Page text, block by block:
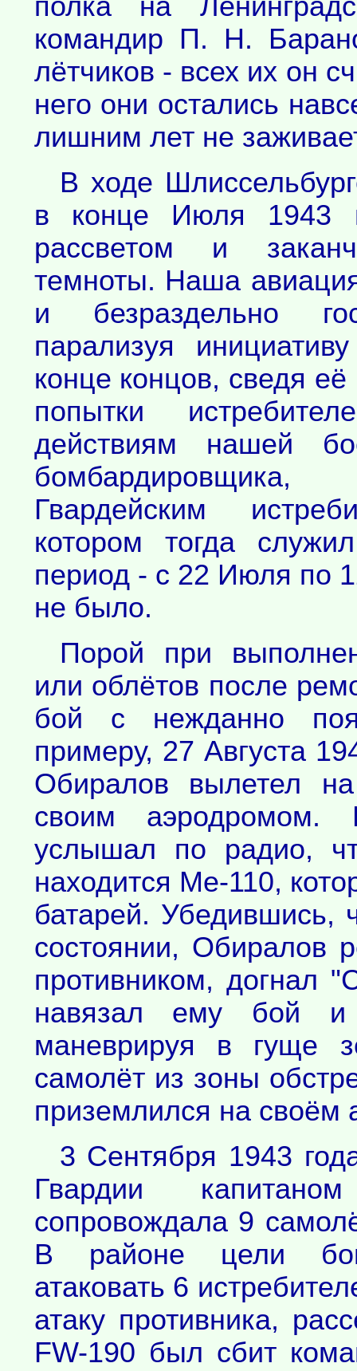
полка на
командир П. Н.
лётчиков - всех их он
него они остались
лишним лет не
В ходе
в конце Июля 1943
рассветом и
темноты. Наша
и безраздельно
парализуя
конце концов, сведя
попытки
действиям нашей
Гвардейским
котором тогда
период - с 22 Июля по
не было.
Порой при
или облётов после
бой с нежданно
примеру, 27 Августа
Обиралов вылетел
своим аэродромом.
услышал по радио,
находится Ме-110,
батарей. Убедившись,
состоянии, Обиралов
противником, догнал
навязал ему бой
маневрируя в гуще
самолёт из зоны
приземлился на своём
3 Сентября 1943
Гвардии
сопровождала 9
В районе цели
атаковать 6
атаку противника,
FW-190 был сбит